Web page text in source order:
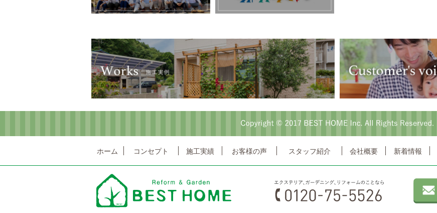
ホーム コンセプト 施工実績 お客様の声 スタッフ紹介 会社概要 新着情報